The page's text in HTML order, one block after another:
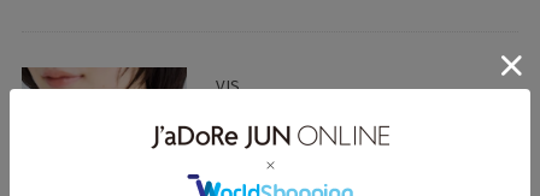
VIS
シルバー / F
¥2,409